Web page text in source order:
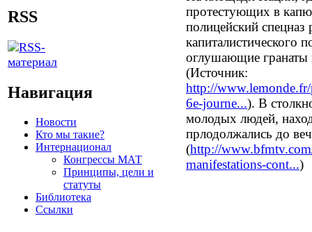
RSS
Навигация
Новости
Кто мы такие?
Интернационал
Конгрессы МАТ
Принципы, цели и
статуты
Библиотека
Ссылки
протестующих в
полицейский
капиталистического
оглушающие гранаты
(Источник:
http://
6e-journe...). В
молодых людей,
прлодолжались до
(http://
manifestations-cont...)